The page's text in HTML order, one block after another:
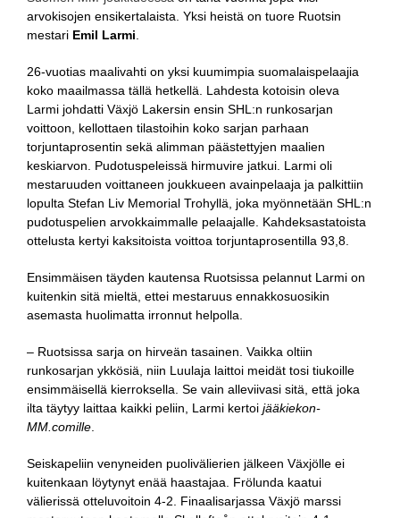
arvokisojen ensikertalaista. Yksi heistä on tuore Ruotsin
mestari Emil Larmi
26-vuotias maalivahti on yksi kuumimpia suomalaispelaajia
koko maailmassa tällä hetkellä. Lahdesta kotoisin oleva
Larmi johdatti Växjö Lakersin ensin SHL:n runkosarjan
voittoon, kellottaen tilastoihin koko sarjan parhaan
torjuntaprosentin sekä alimman päästettyjen maalien
keskiarvon. Pudotuspeleissä hirmuvire jatkui. Larmi oli
mestaruuden voittaneen joukkueen avainpelaaja ja palkittiin
lopulta Stefan Liv Memorial Trohyllä, joka myönnetään SHL:n
pudotuspelien arvokkaimmalle pelaajalle. Kahdeksastatoista
ottelusta kertyi kaksitoista voittoa torjuntaprosentilla 93,8.
Ensimmäisen täyden kautensa Ruotsissa pelannut Larmi on
kuitenkin sitä mieltä, ettei mestaruus ennakkosuosikin
asemasta huolimatta irronnut helpolla.
– Ruotsissa sarja on hirveän tasainen. Vaikka oltiin
runkosarjan ykkösiä, niin Luulaja laittoi meidät tosi tiukoille
ensimmäisellä kierroksella. Se vain alleviivasi sitä, että joka
ilta täytyy laittaa kaikki peliin, Larmi kertoi jääkiekon-
MM.comille
Seiskapeliin venyneiden puolivälierien jälkeen Växjölle ei
kuitenkaan löytynyt enää haastajaa. Frölunda kaatui
välierissä otteluvoitoin 4-2. Finaalisarjassa Växjö marssi